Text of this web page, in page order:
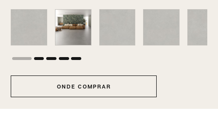
ONDE COMPRAR